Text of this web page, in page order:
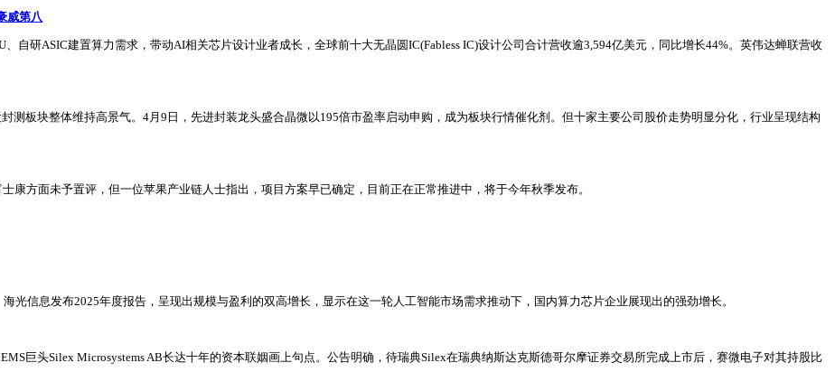
威第八
、自研ASIC建置算力需求，带动AI相关芯片设计业者成长，全球前十大无晶圆IC(Fabless IC)设计公司合计营收逾3,594亿美元，同比增长44%。英伟达蝉联营收
测板块整体维持高景气。4月9日，先进封装龙头盛合晶微以195倍市盈率启动申购，成为板块行情催化剂。但十家主要公司股价走势明显分化，行业呈现结构
康方面未予置评，但一位苹果产业链人士指出，项目方案早已确定，目前正在正常推进中，将于今年秋季发布。
光信息发布2025年度报告，呈现出规模与盈利的双高增长，显示在这一轮人工智能市场需求推动下，国内算力芯片企业展现出的强劲增长。
巨头Silex Microsystems AB长达十年的资本联姻画上句点。公告明确，待瑞典Silex在瑞典纳斯达克斯德哥尔摩证券交易所完成上市后，赛微电子对其持股比